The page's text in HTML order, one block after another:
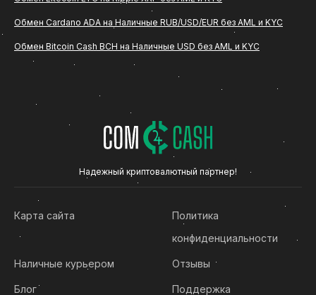
оформления заявки и основных рекомендаций по
безопасности.
Что такое обмен Ethereum ETH на
Наличные USD/EUR
Обмен ETH на Наличные USD/EUR - это
операция, при которой пользователь переводит
указанный сервисом криптовалютный адрес и
получает эквивалентную сумму в рублях на
банковскую карту. Такой формат подходит тем,
кто хочет конвертировать криптовалюту в
фиатные средства без сложных технических
действий.
Обмен Cardano ADA на Наличные RUB/USD/EUR без AML и KYC
Обмен Bitcoin Cash BCH на Наличные USD без AML и KYC
Надежный криптовалютный партнер!
Карта сайта
Политика
конфиденциальности
Наличные курьером Отзывы
Блог Поддержка